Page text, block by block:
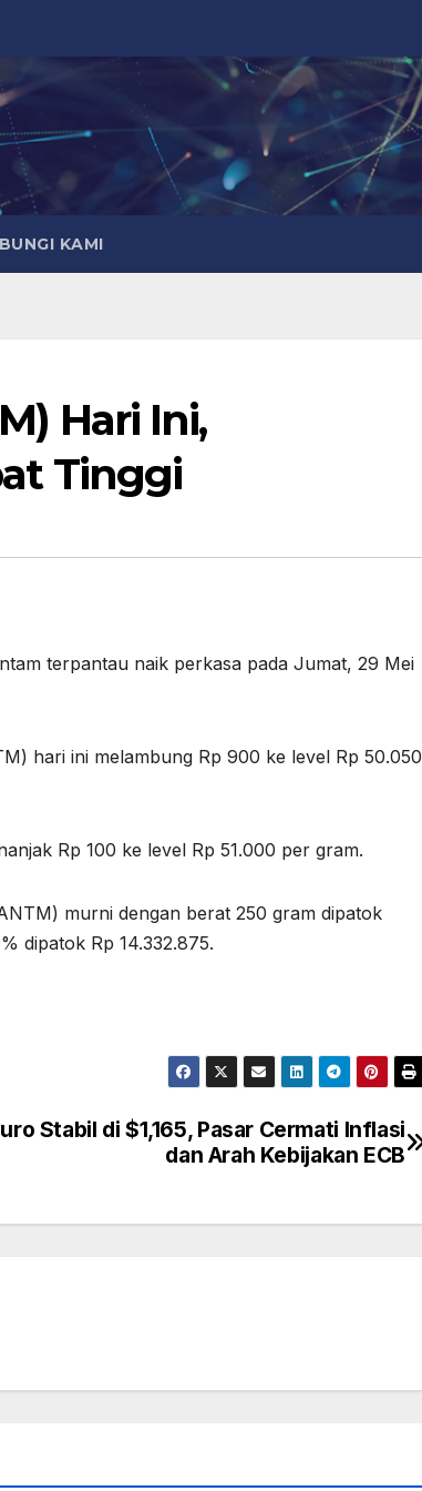
KAMI
Hari Ini,
Tinggi
terpantau naik perkasa pada Jumat, 29 Mei
hari ini melambung Rp 900 ke level Rp 50.050
Rp 100 ke level Rp 51.000 per gram.
murni dengan berat 250 gram dipatok
dipatok Rp 14.332.875.
Stabil di $1,165, Pasar Cermati Inflasi
dan Arah Kebijakan ECB